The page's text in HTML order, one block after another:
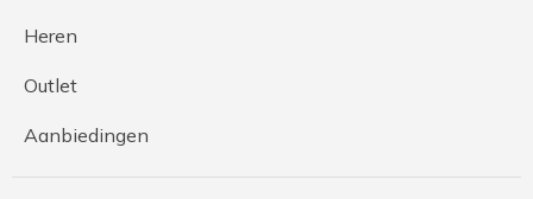
Heren
Outlet
Aanbiedingen